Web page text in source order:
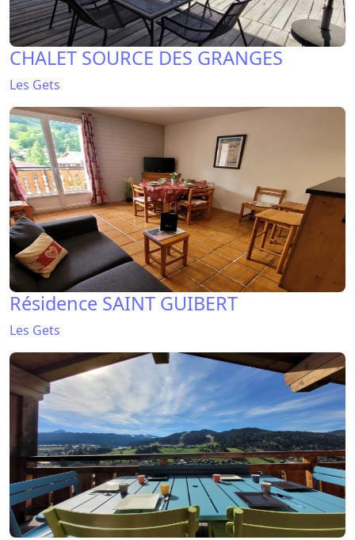
CHALET SOURCE DES GRANGES
Les Gets
Résidence SAINT GUIBERT
Les Gets